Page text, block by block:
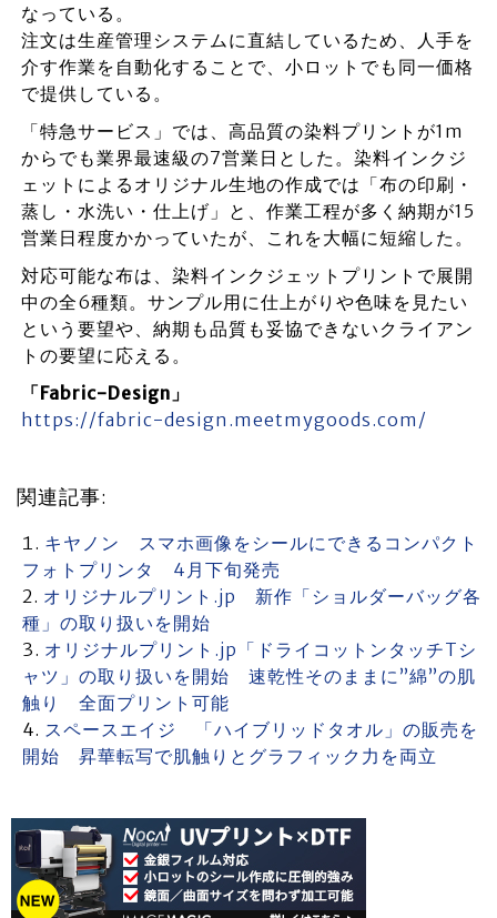
なっている。
注文は生産管理システムに直結しているため、人手を
介す作業を自動化することで、小ロットでも同一価格
で提供している。
「特急サービス」では、高品質の染料プリントが1m
からでも業界最速級の7営業日とした。染料インクジ
ェットによるオリジナル生地の作成では「布の印刷・
蒸し・水洗い・仕上げ」と、作業工程が多く納期が15
営業日程度かかっていたが、これを大幅に短縮した。
対応可能な布は、染料インクジェットプリントで展開
中の全6種類。サンプル用に仕上がりや色味を見たい
という要望や、納期も品質も妥協できないクライアン
トの要望に応える。
「Fabric-Design」
https://fabric-design.meetmygoods.com/
関連記事:
キヤノン スマホ画像をシールにできるコンパクト
フォトプリンタ 4月下旬発売
オリジナルプリント.jp 新作「ショルダーバッグ各
種」の取り扱いを開始
オリジナルプリント.jp「ドライコットンタッチTシ
ャツ」の取り扱いを開始 速乾性そのままに”綿”の肌
触り 全面プリント可能
スペースエイジ 「ハイブリッドタオル」の販売を
開始 昇華転写で肌触りとグラフィック力を両立